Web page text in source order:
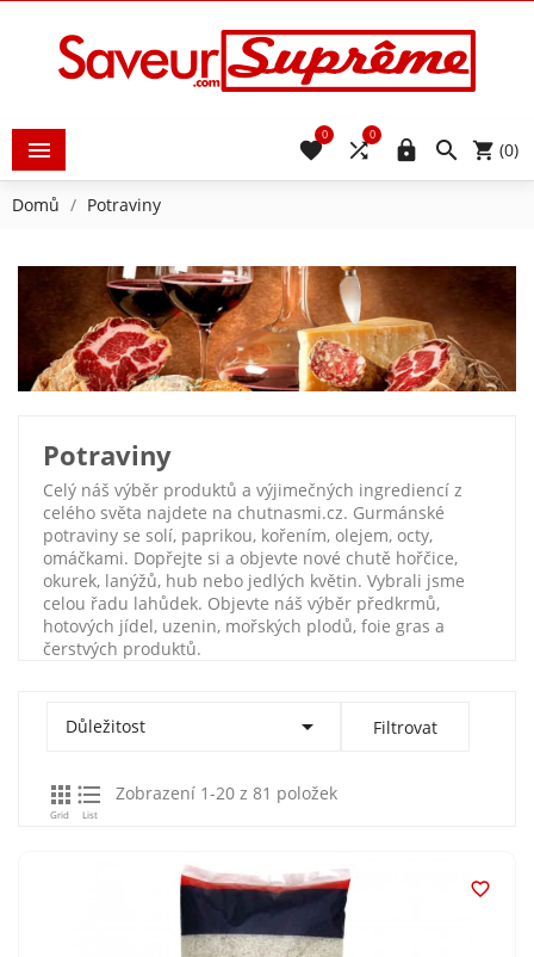
  (0)


0

0
Domů Potraviny
Potraviny
Celý náš výběr produktů a výjimečných ingrediencí z
celého světa najdete na chutnasmi.cz. Gurmánské
potraviny se solí, paprikou, kořením, olejem, octy,
omáčkami. Dopřejte si a objevte nové chutě hořčice,
okurek, lanýžů, hub nebo jedlých květin. Vybrali jsme
celou řadu lahůdek. Objevte náš výběr předkrmů,
hotových jídel, uzenin, mořských plodů, foie gras a
čerstvých produktů.
Důležitost  Filtrovat

Grid

List
Zobrazení 1-20 z 81 položek
